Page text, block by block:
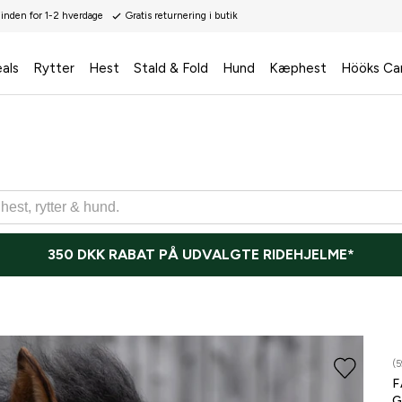
for 1-2 hverdage Gratis returnering i butik
Rytter Hest Stald & Fold Hund Kæphest Hööks
350 DKK RABAT PÅ UDVALGTE RIDEHJELME*